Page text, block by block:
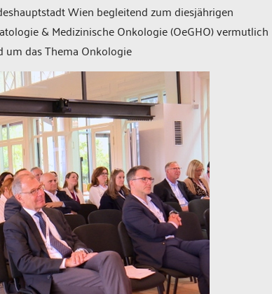
Wien begleitend zum diesjährigen
& Medizinische Onkologie (OeGHO) vermutlich
um das Thema Onkologie